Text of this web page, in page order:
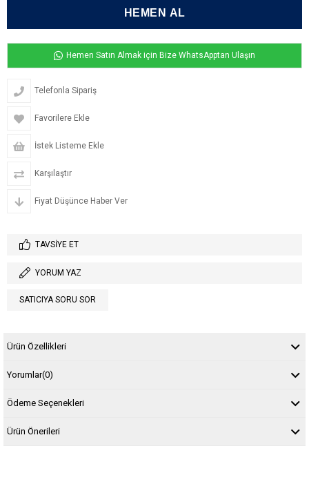
Hemen Satın Almak için Bize WhatsApptan Ulaşın
Telefonla Sipariş
Favorilere Ekle
İstek Listeme Ekle
Karşılaştır
Fiyat Düşünce Haber Ver
TAVSIYE ET
YORUM YAZ
SATICIYA SORU SOR
Ürün Özellikleri
Yorumlar(0)
Ödeme Seçenekleri
Ürün Önerileri